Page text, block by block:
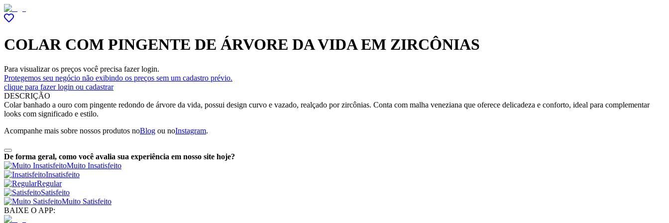
COLAR COM PINGENTE DE ÁRVORE DA VIDA EM ZIRCÔNIAS
Para visualizar os preços você precisa fazer login.
Protegemos seu negócio não exibindo os preços sem um cadastro prévio.
clique para fazer login ou cadastrar
DESCRIÇÃO
Colar banhado a ouro com pingente redondo de árvore da vida, possui design curvo e vazado, realçado por zircônias. Conta com malha veneziana que oferece delicadeza e conforto, ideal para complementar
looks com significado e estilo.
Acompanhe mais sobre nossos produtos noBlog ou noInstagram.
De forma geral, como você avalia sua experiência em nosso site hoje?
Muito Insatisfeito
Insatisfeito
Regular
Satisfeito
Muito Satisfeito
BAIXE O APP: